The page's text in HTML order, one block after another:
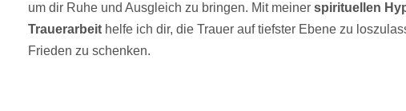
um dir Ruhe und Ausgleich zu bringen. Mit meiner spirituellen
Trauerarbeit helfe ich dir, die Trauer auf tiefster Ebene zu
Frieden zu schenken.